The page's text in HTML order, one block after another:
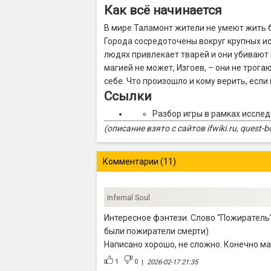
Как всё начинается
В мире Таламонт жители не умеют жить
Города сосредоточены вокруг крупных
людях привлекает тварей и они
магией не может, Изгоев, – они не
себе. Что произошло и кому верить, если
Ссылки
Разбор игры в рамках
(описание взято с сайтов ifwiki.ru, quest-
Комментарии (11)
Infernal Soul
Интересное фэнтези. Слово
были пожиратели смерти)
Написано хорошо, не сложно. Конечно
1 0 | 2026-02-17 21:35